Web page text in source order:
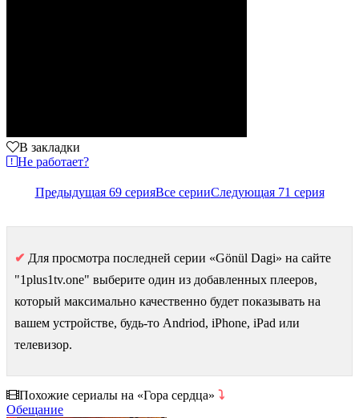
В закладки
Не работает?
Предыдущая 69 серияВсе серииСледующая 71 серия
✔ Для просмотра последней серии «Gönül Dagi» на сайте
"1plus1tv.one" выберите один из добавленных плееров,
который максимально качественно будет показывать на
вашем устройстве, будь-то Andriod, iPhone, iPad или
телевизор.
Похожие сериалы на «Гора сердца» ⤵
Обещание